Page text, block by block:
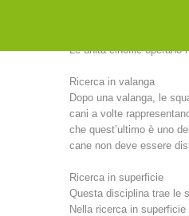
Le unità cinofile operano
Ricerca in valanga
Dopo una valanga, le
cani a volte
che quest’ultimo è uno
cane non deve essere
Ricerca in superficie
Questa disciplina trae le
Nella ricerca in